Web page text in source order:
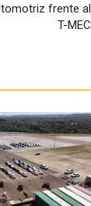
frente al
T-MEC